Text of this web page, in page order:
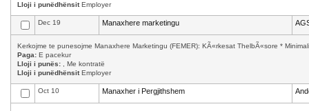
Lloji i punëdhënsitEmployer
Dec 19 Manaxhere marketingu
Kerkojme te punesojme Manaxhere Marketingu (FEMER): KÃ«rkesat ThelbÃ«sore *
Paga: E pacekur
Lloji i punës: , Me kontratë
Lloji i punëdhënsitEmployer
Oct 10 Manaxher i Pergjithshem